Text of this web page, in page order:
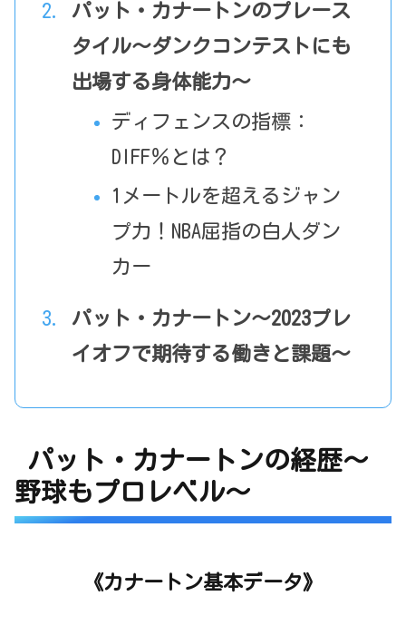
パット・カナートンのプレース
タイル～ダンクコンテストにも
出場する身体能力～
ディフェンスの指標：
DIFF％とは？
1メートルを超えるジャン
プ力！NBA屈指の白人ダン
カー
パット・カナートン～2023プレ
イオフで期待する働きと課題～
パット・カナートンの経歴～
野球もプロレベル～
《カナートン基本データ》